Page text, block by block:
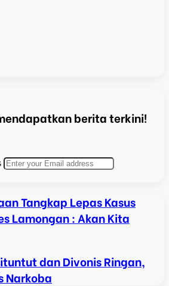
berita terkini!
Tangkap Lepas Kasus
Lamongan : Akan Kita
dan Divonis Ringan,
Narkoba